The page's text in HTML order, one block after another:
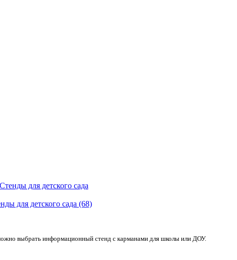
для детского сада (68)
выбрать информационный стенд с карманами для школы или ДОУ.